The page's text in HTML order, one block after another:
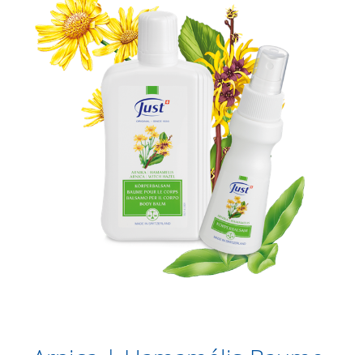
High Light
Bain
Soins de cheveux
Catalogue
Soins corporels
Care & Repair Huile
Beurre corporel à la Mauve
Arnica | Hamamélis Baume pour le
Calmoderm Lotion pour le corps